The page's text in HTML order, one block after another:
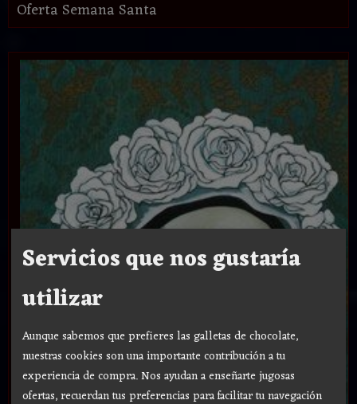
Oferta Semana Santa
Servicios que nos gustaría
utilizar
Aunque sabemos que prefieres las galletas de chocolate,
nuestras cookies son una importante contribución a tu
experiencia de compra. Nos ayudan a enseñarte jugosas
ofertas, recuerdan tus preferencias para facilitar tu navegación